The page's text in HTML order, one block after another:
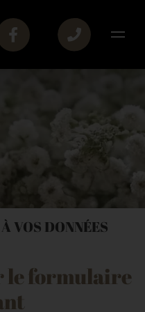
VOS DONNÉES
le formulaire